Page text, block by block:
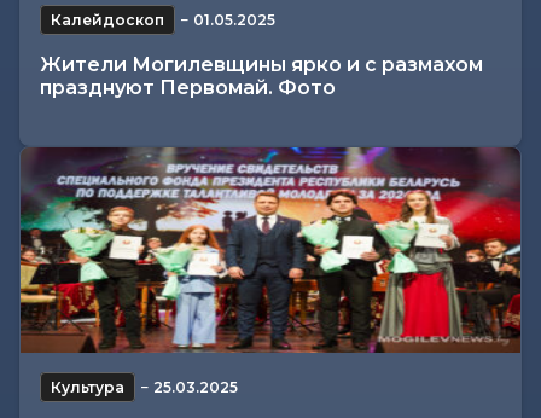
Калейдоскоп − 01.05.2025
Жители Могилевщины ярко и с размахом
празднуют Первомай. Фото
Культура − 25.03.2025